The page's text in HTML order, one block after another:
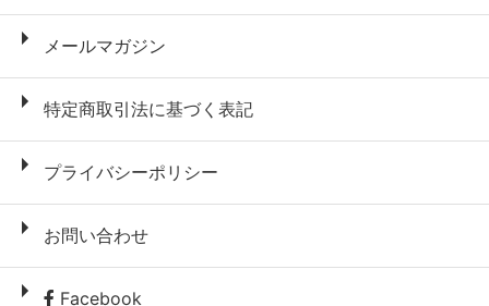
メールマガジン
特定商取引法に基づく表記
プライバシーポリシー
お問い合わせ
Facebook